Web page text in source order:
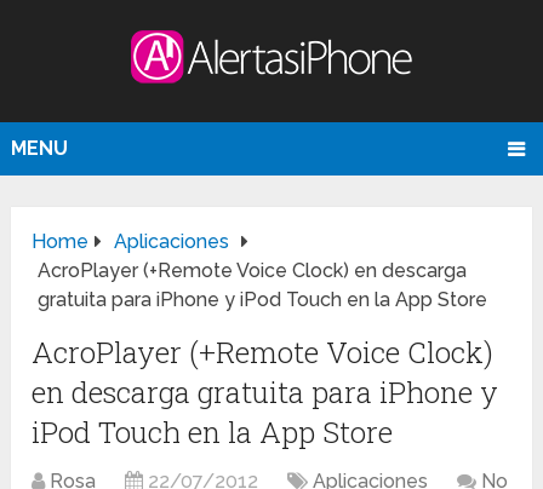
MENU
Home
Aplicaciones
AcroPlayer (+Remote Voice Clock) en descarga
gratuita para iPhone y iPod Touch en la App Store
AcroPlayer (+Remote Voice Clock)
en descarga gratuita para iPhone y
iPod Touch en la App Store
Rosa 22/07/2012 Aplicaciones
No